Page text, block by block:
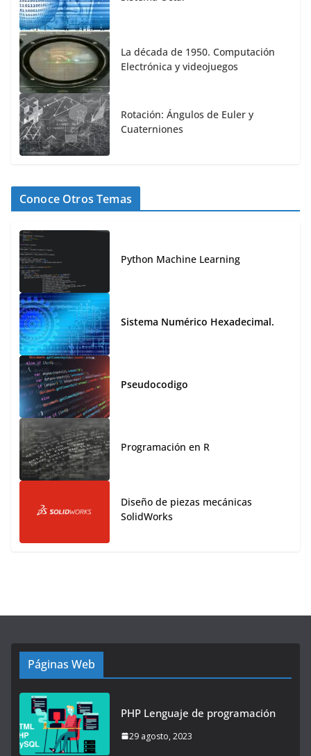
La década de 1950. Computación
Electrónica y videojuegos
Rotación: Ángulos de Euler y
Cuaterniones
Conoce Otros Temas
Python Machine Learning
Sistema Numérico Hexadecimal.
Pseudocodigo
Programación en R
Diseño de piezas mecánicas
SolidWorks
Páginas Web
PHP Lenguaje de programación
29 agosto, 2023